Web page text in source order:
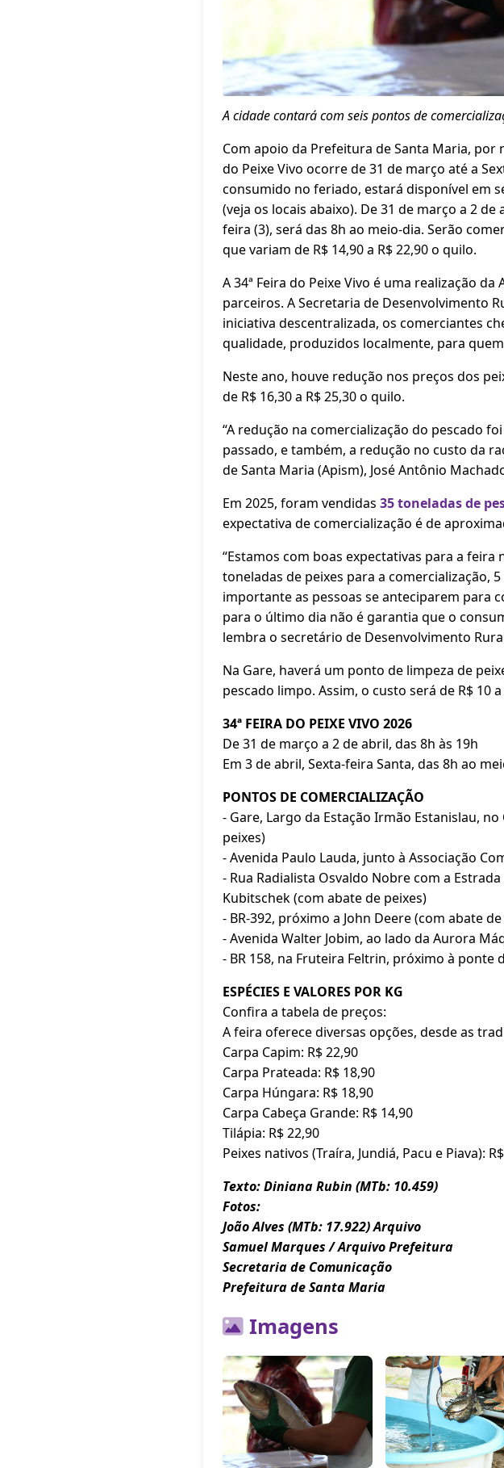
A cidade contará com seis pontos de
Com apoio da Prefeitura de Santa Maria, por
do Peixe Vivo ocorre de 31 de março até a
consumido no feriado, estará disponível em
(veja os locais abaixo). De 31 de março a 2
feira (3), será das 8h ao meio-dia. Serão
que variam de R$ 14,90 a R$ 22,90 o quilo.
A 34ª Feira do Peixe Vivo é uma realização
parceiros. A Secretaria de Desenvolvimento
iniciativa descentralizada, os comerciantes
qualidade, produzidos localmente, para
Neste ano, houve redução nos preços dos
de R$ 16,30 a R$ 25,30 o quilo.
“A redução na comercialização do pescado
passado, e também, a redução no custo da
de Santa Maria (Apism), José Antônio
Em 2025, foram vendidas 35 toneladas de
expectativa de comercialização é de
“Estamos com boas expectativas para a
toneladas de peixes para a comercialização,
importante as pessoas se anteciparem para
para o último dia não é garantia que o
lembra o secretário de Desenvolvimento
Na Gare, haverá um ponto de limpeza de
pescado limpo. Assim, o custo será de R$ 10
34ª FEIRA DO PEIXE VIVO 2026
De 31 de março a 2 de abril, das 8h às 19h
Em 3 de abril, Sexta-feira Santa, das 8h ao
PONTOS DE COMERCIALIZAÇÃO
- Gare, Largo da Estação Irmão Estanislau,
peixes)
- Avenida Paulo Lauda, junto à Associação
- Rua Radialista Osvaldo Nobre com a
Kubitschek (com abate de peixes)
- BR-392, próximo a John Deere (com abate
- Avenida Walter Jobim, ao lado da Aurora
- BR 158, na Fruteira Feltrin, próximo à
ESPÉCIES E VALORES POR KG
Confira a tabela de preços:
A feira oferece diversas opções, desde as
Carpa Capim: R$ 22,90
Carpa Prateada: R$ 18,90
Carpa Húngara: R$ 18,90
Carpa Cabeça Grande: R$ 14,90
Tilápia: R$ 22,90
Peixes nativos (Traíra, Jundiá, Pacu e Piava):
Texto: Diniana Rubin (MTb: 10.459)
Fotos:
João Alves (MTb: 17.922) Arquivo
Samuel Marques / Arquivo Prefeitura
Secretaria de Comunicação
Prefeitura de Santa Maria
Imagens